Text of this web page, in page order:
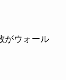
がウォール